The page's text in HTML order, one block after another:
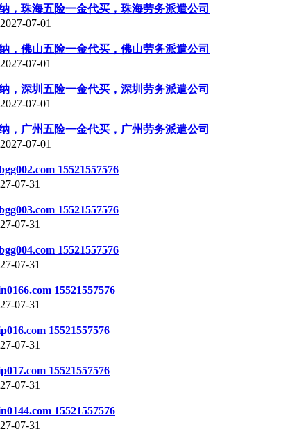
，珠海五险一金代买，珠海劳务派遣公司
07-01
，佛山五险一金代买，佛山劳务派遣公司
07-01
，深圳五险一金代买，深圳劳务派遣公司
07-01
，广州五险一金代买，广州劳务派遣公司
07-01
15521557576
07-31
15521557576
07-31
15521557576
07-31
15521557576
07-31
15521557576
07-31
15521557576
07-31
15521557576
07-31